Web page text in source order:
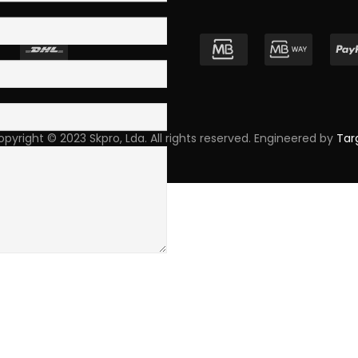
© 2023 Skpro, Lda. All rights reserved. Engineered by